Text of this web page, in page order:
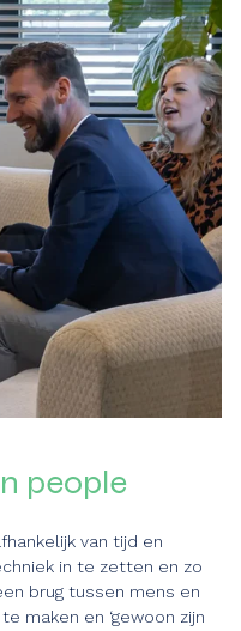
people
van tijd en
in te zetten en zo
brug tussen mens en
maken en ‘gewoon zijn